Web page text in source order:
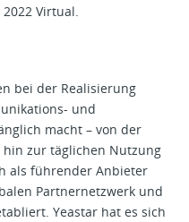
Virtual.
bei der Realisierung
und
macht – von der
zur täglichen Nutzung
als führender Anbieter
Partnernetzwerk und
Yeastar hat es sich